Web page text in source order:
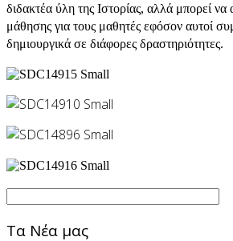
διδακτέα ύλη της Ιστορίας, αλλά μπορεί να
μάθησης για τους μαθητές εφόσον αυτοί
δημιουργικά σε διάφορες δραστηριότητες.
Τα Νέα μας